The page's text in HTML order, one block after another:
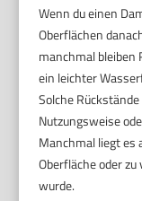
Wenn du einen
Oberflächen
manchmal bleiben
ein leichter
Solche
Nutzungsweise
Manchmal liegt es
Oberfläche oder
wurde.